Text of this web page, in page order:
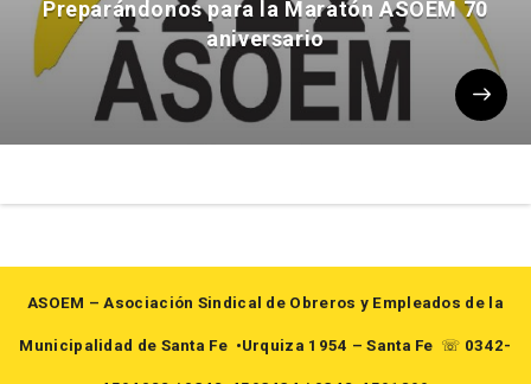
Preparándonos para la Maratón ASOEM 70
aniversario
ASOEM – Asociación Sindical de Obreros y Empleados de la
Municipalidad de Santa Fe •Urquiza 1954 – Santa Fe ☏ 0342-